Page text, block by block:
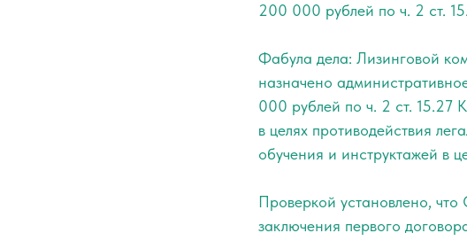
200 000 рублей по ч. 2 ст.
Фабула дела: Лизинговой
назначено
000 рублей по ч. 2 ст. 15.27
в целях противодействия
обучения и инструктажей в
Проверкой установлено,
заключения первого